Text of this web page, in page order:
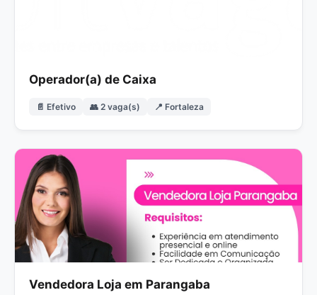
Operador(a) de Caixa
📄 Efetivo 👥 2 vaga(s) 📍 Fortaleza
Vendedora Loja em Parangaba